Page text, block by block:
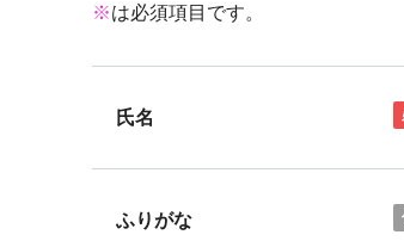
※は必須項目です。
氏名
ふりがな